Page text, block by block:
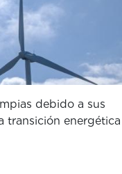
debido a sus
transición energética